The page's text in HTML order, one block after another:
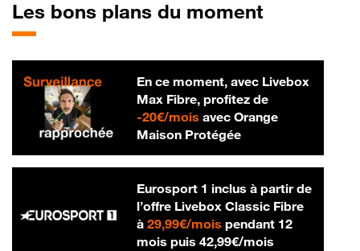
Les bons plans du moment
En ce moment, avec Livebox
Max Fibre, profitez de
-20€/mois20 € par mois
avec Orange
Maison Protégée
Eurosport 1 inclus à partir de
l’offre Livebox Classic Fibre
à 29,99€/mois29,99 € par mois
pendant 12
mois puis 42,99€/mois42,99 € par